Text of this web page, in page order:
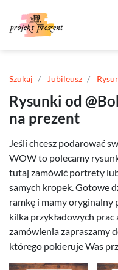
Szukaj Jubileusz
Rysunki od
na prezent
Jeśli chcesz podarować
WOW to polecamy
tutaj zamówić portrety
samych kropek. Gotowe
ramkę i mamy oryginalny
kilka przykładowych prac
zamówienia zapraszamy
którego pokieruje Was